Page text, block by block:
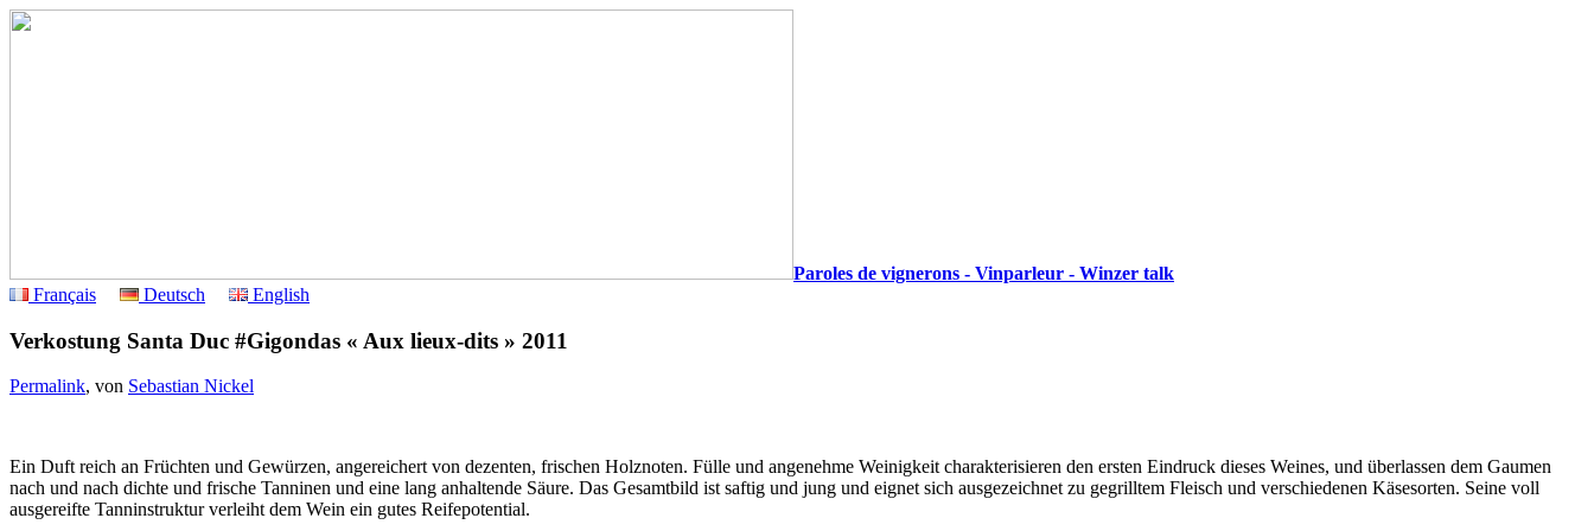
Paroles de vignerons - Vinparleur - Winzer talk
Français
Deutsch English
Verkostung Santa Duc #Gigondas « Aux lieux-dits » 2011
Permalink, von Sebastian Nickel
Ein Duft reich an Früchten und Gewürzen, angereichert von dezenten, frischen Holznoten. Fülle und angenehme Weinigkeit charakterisieren den ersten Eindruck dieses Weines, und überlassen dem Gaumen
nach und nach dichte und frische Tanninen und eine lang anhaltende Säure. Das Gesamtbild ist saftig und jung und eignet sich ausgezeichnet zu gegrilltem Fleisch und verschiedenen Käsesorten. Seine voll
ausgereifte Tanninstruktur verleiht dem Wein ein gutes Reifepotential.